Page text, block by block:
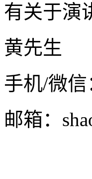
有关于演
黄先生
手机/微信
邮箱：